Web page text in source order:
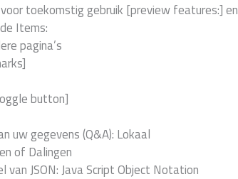
toekomstig gebruik [preview features:] en
Items:
pagina’s
button]
uw gegevens (Q&A): Lokaal
of Dalingen
van JSON: Java Script Object Notation